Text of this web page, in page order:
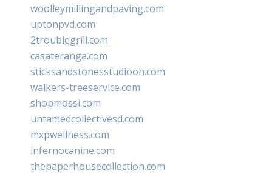
woolleymillingandpaving.com
uptonpvd.com
2troublegrill.com
casateranga.com
sticksandstonesstudiooh.com
walkers-treeservice.com
shopmossi.com
untamedcollectivesd.com
mxpwellness.com
infernocanine.com
thepaperhousecollection.com